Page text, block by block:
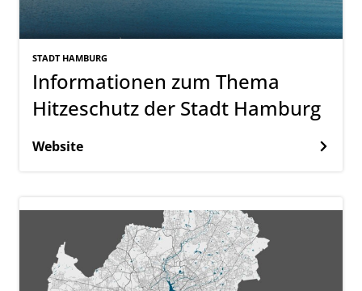
STADT HAMBURG
Informationen zum Thema
Hitzeschutz der Stadt Hamburg
Website